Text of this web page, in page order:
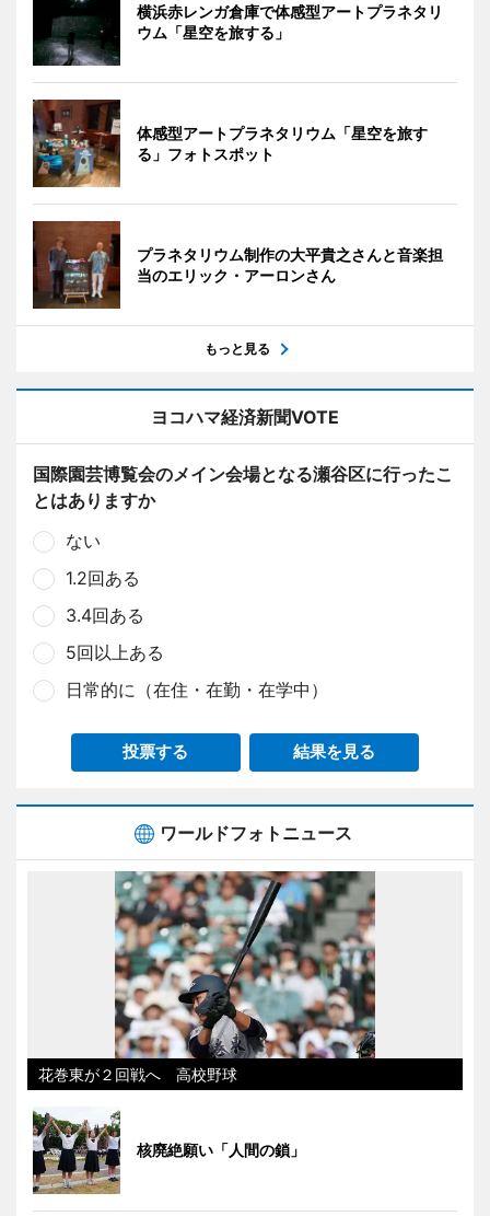
横浜赤レンガ倉庫で体感型アートプラネタリ
ウム「星空を旅する」
体感型アートプラネタリウム「星空を旅す
る」フォトスポット
プラネタリウム制作の大平貴之さんと音楽担
当のエリック・アーロンさん
もっと見る
ヨコハマ経済新聞VOTE
国際園芸博覧会のメイン会場となる瀬谷区に行ったこ
とはありますか
ない
1.2回ある
3.4回ある
5回以上ある
日常的に（在住・在勤・在学中）
投票する 結果を見る
ワールドフォトニュース
花巻東が２回戦へ 高校野球
核廃絶願い「人間の鎖」